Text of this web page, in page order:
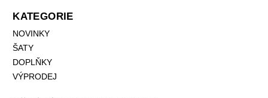
KATEGORIE
NOVINKY
ŠATY
DOPLŇKY
VÝPRODEJ